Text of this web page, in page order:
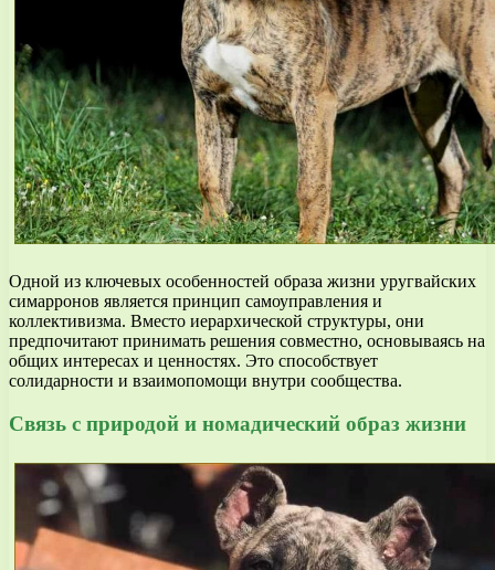
Одной из ключевых особенностей образа жизни уругвайских
симарронов является принцип самоуправления и
коллективизма. Вместо иерархической структуры, они
предпочитают принимать решения совместно, основываясь на
общих интересах и ценностях. Это способствует
солидарности и взаимопомощи внутри сообщества.
Связь с природой и номадический образ жизни